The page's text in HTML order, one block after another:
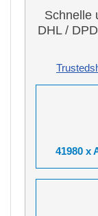
Schnelle
DHL /
41980 x